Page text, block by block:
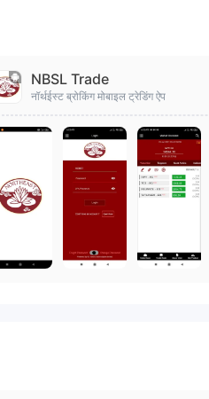
NBSL Trade
नॉर्थईस्ट ब्रोकिंग मोबाइल ट्रेडिंग ऐप